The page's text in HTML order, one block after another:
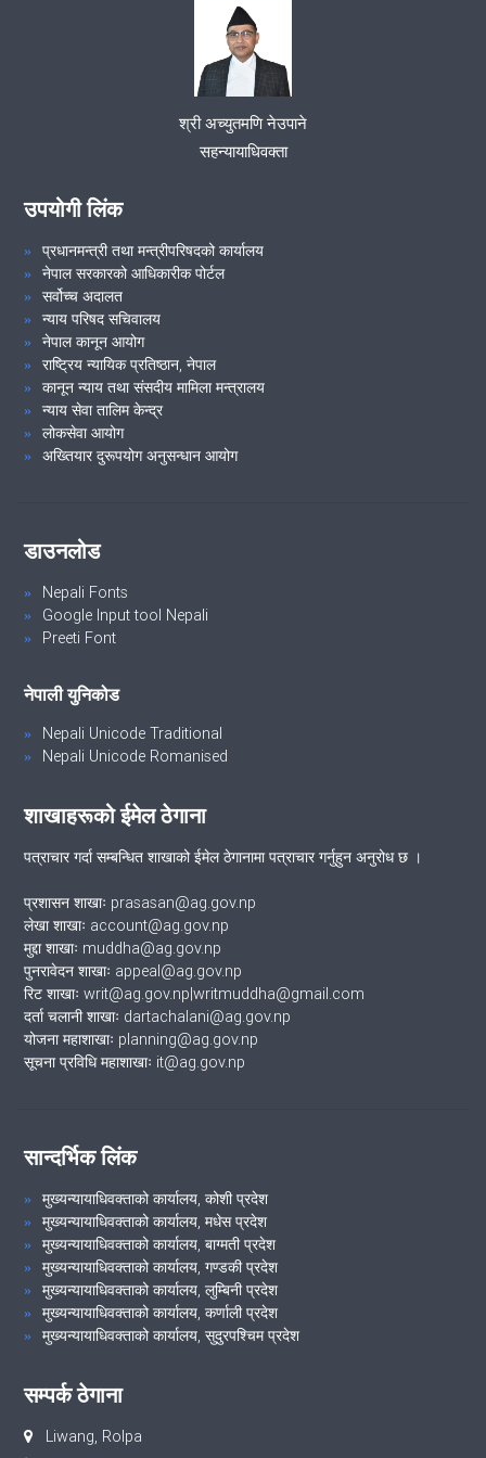
समुदायमा सरकारी वकील कार्यक्रम मिति २०७९/१०/०३ मा श्री चन्द्रप्रभा
श्री अच्युतमणि नेउपाने
सहन्यायाधिवक्ता
उपयोगी लिंक
प्रधानमन्त्री तथा मन्त्रीपरिषदको कार्यालय
नेपाल सरकारको आधिकारीक पोर्टल
सर्वोच्च अदालत
न्याय परिषद सचिवालय
नेपाल कानून आयोग
राष्ट्रिय न्यायिक प्रतिष्ठान, नेपाल
कानून न्याय तथा संसदीय मामिला मन्त्रालय
न्याय सेवा तालिम केन्द्र
लोकसेवा आयोग
अख्तियार दुरूपयोग अनुसन्धान आयोग
डाउनलोड
Nepali Fonts
Google Input tool Nepali
Preeti Font
नेपाली युनिकोड
Nepali Unicode Traditional
Nepali Unicode Romanised
शाखाहरूको ईमेल ठेगाना
पत्राचार गर्दा सम्बन्धित शाखाको ईमेल ठेगानामा पत्राचार गर्नुहुन अनुरोध छ ।
प्रशासन शाखाः prasasan@ag.gov.np
लेखा शाखाः account@ag.gov.np
मुद्दा शाखाः muddha@ag.gov.np
पुनरावेदन शाखाः appeal@ag.gov.np
रिट शाखाः writ@ag.gov.np|writmuddha@gmail.com
दर्ता चलानी शाखाः dartachalani@ag.gov.np
योजना महाशाखाः planning@ag.gov.np
सूचना प्रविधि महाशाखाः it@ag.gov.np
सान्दर्भिक लिंक
मुख्यन्यायाधिवक्ताको कार्यालय, कोशी प्रदेश
मुख्यन्यायाधिवक्ताको कार्यालय, मधेस प्रदेश
मुख्यन्यायाधिवक्ताको कार्यालय, बाग्मती प्रदेश
मुख्यन्यायाधिवक्ताको कार्यालय, गण्डकी प्रदेश
मुख्यन्यायाधिवक्ताको कार्यालय, लुम्बिनी प्रदेश
मुख्यन्यायाधिवक्ताको कार्यालय, कर्णाली प्रदेश
मुख्यन्यायाधिवक्ताको कार्यालय, सुदुरपश्चिम प्रदेश
सम्पर्क ठेगाना
Liwang, Rolpa